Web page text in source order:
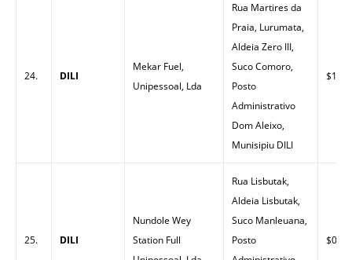
24. DILI
Mekar Fuel,
Unipessoal, Lda
Rua Martires da
Praia, Lurumata,
Aldeia Zero III,
Suco Comoro,
Posto
Administrativo
Dom Aleixo,
Munisipiu DILI
$1.50
25. DILI
Nundole Wey
Station Full
Rua Lisbutak,
Aldeia Lisbutak,
Suco Manleuana,
Posto
$0.00